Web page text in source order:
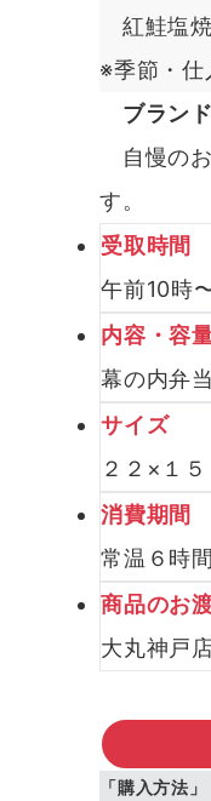
紅鮭塩焼
※季節・仕
ブラン
自慢のお
す。
受取時間
午前10時
内容・容
幕の内弁
サイズ
２２×１
消費期間
常温６時間
商品のお
大丸神戸
「購入方法」